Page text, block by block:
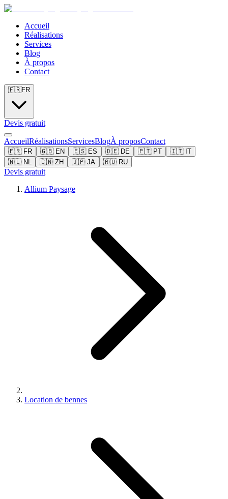
Accueil
Réalisations
Services
Blog
À propos
Contact
🇫🇷FR
Devis gratuit
AccueilRéalisationsServicesBlogÀ proposContact
🇫🇷 FR 🇬🇧 EN 🇪🇸 ES 🇩🇪 DE 🇵🇹 PT 🇮🇹 IT
🇳🇱 NL 🇨🇳 ZH 🇯🇵 JA 🇷🇺 RU
Devis gratuit
Allium Paysage
Location de bennes